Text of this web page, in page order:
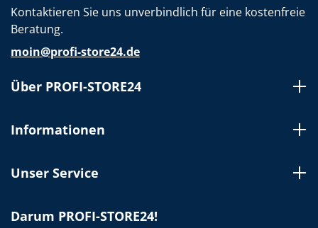
Kontaktieren Sie uns unverbindlich für eine kostenfreie
Beratung.
moin@profi-store24.de
Über PROFI-STORE24
Informationen
Unser Service
Darum PROFI-STORE24!